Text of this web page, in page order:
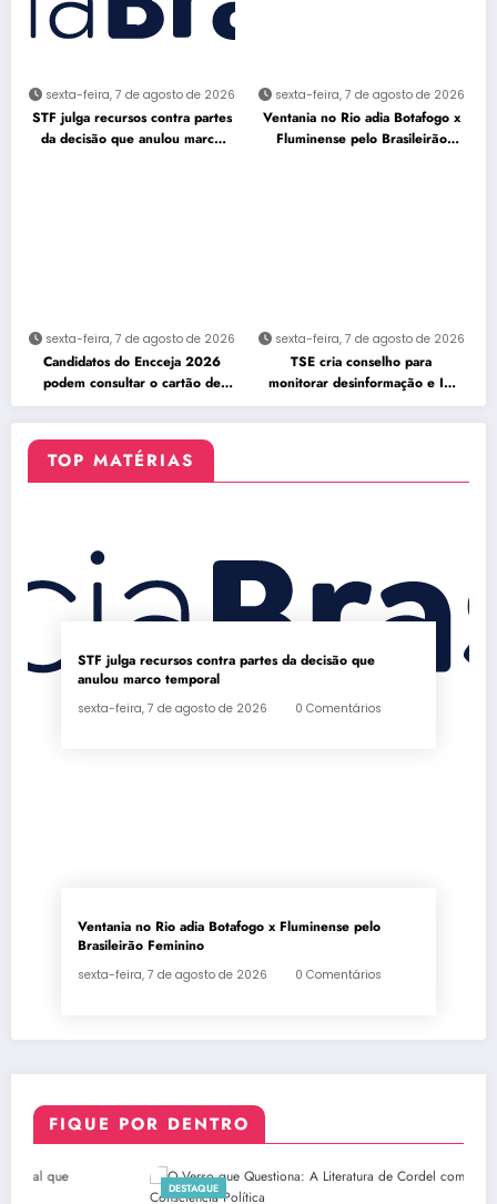
sexta-feira, 7 de agosto de 2026
STF julga recursos contra partes
da decisão que anulou marco
sexta-feira, 7 de agosto de 2026
Ventania no Rio adia Botafogo x
Fluminense pelo Brasileirão
sexta-feira, 7 de agosto de 2026
Candidatos do Encceja 2026
podem consultar o cartão de
inscrição
sexta-feira, 7 de agosto de 2026
TSE cria conselho para
monitorar desinformação e IA
nas eleições
TOP MATÉRIAS
STF julga recursos contra partes da decisão que
anulou marco temporal
sexta-feira, 7 de agosto de 2026 0 Comentários
Ventania no Rio adia Botafogo x Fluminense pelo
Brasileirão Feminino
sexta-feira, 7 de agosto de 2026 0 Comentários
FIQUE POR DENTRO